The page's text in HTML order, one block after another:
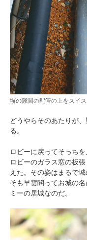
塀の隙間の配管の上をスイ
どうやらそのあたりが
る。
ロビーに戻ってそっち
ロビーのガラス窓の板
えた。その姿はまるで
そも早雲閣ってお城の
ミーの居城なのだ。